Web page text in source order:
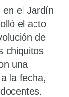
en el Jardín
el acto
de
chiquitos
una
la fecha,